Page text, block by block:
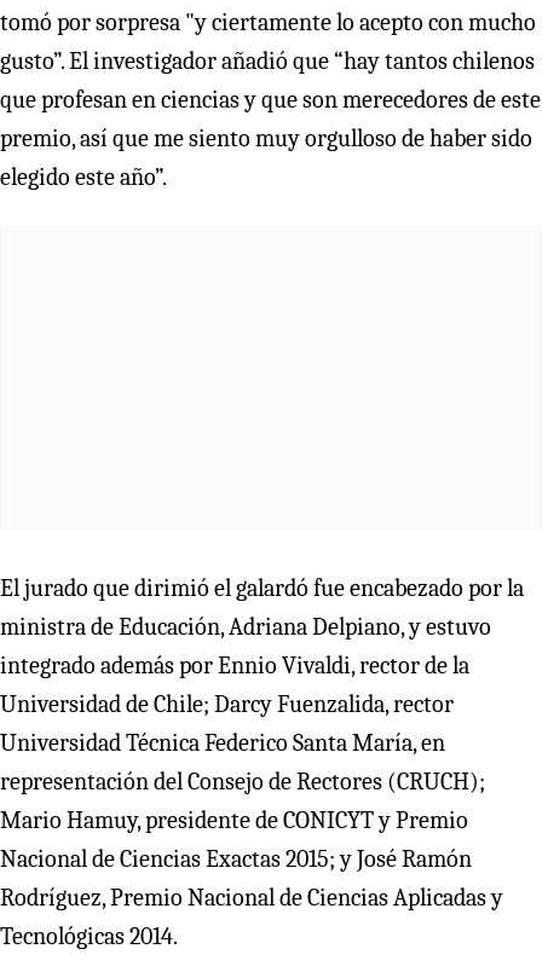
tomó por sorpresa "y ciertamente lo acepto con mucho
gusto”. El investigador añadió que “hay tantos chilenos
que profesan en ciencias y que son merecedores de este
premio, así que me siento muy orgulloso de haber sido
elegido este año”.
El jurado que dirimió el galardó fue encabezado por la
ministra de Educación, Adriana Delpiano, y estuvo
integrado además por Ennio Vivaldi, rector de la
Universidad de Chile; Darcy Fuenzalida, rector
Universidad Técnica Federico Santa María, en
representación del Consejo de Rectores (CRUCH);
Mario Hamuy, presidente de CONICYT y Premio
Nacional de Ciencias Exactas 2015; y José Ramón
Rodríguez, Premio Nacional de Ciencias Aplicadas y
Tecnológicas 2014.